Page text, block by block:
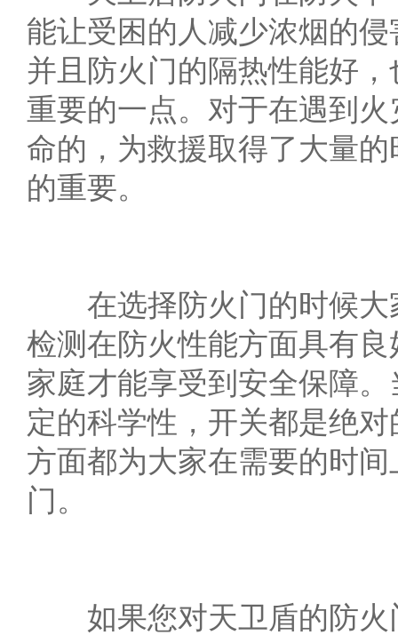
能让受困的人减少浓烟的
并且防火门的隔热性能好
重要的一点。对于在遇到
命的，为救援取得了大量
的重要。
在选择防火门的时候大
检测在防火性能方面具有
家庭才能享受到安全保障
定的科学性，开关都是绝
方面都为大家在需要的时
门。
如果您对天卫盾的防火